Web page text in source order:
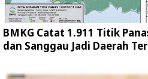
BMKG Catat 1.911 Titik
dan Sanggau Jadi Daerah